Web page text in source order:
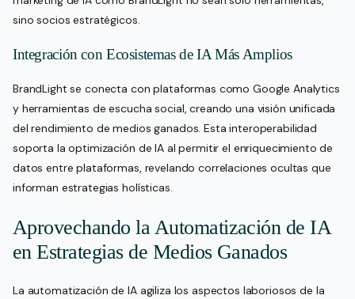
sino socios estratégicos.
Integración con Ecosistemas de IA Más Amplios
BrandLight se conecta con plataformas como Google Analytics
y herramientas de escucha social, creando una visión unificada
del rendimiento de medios ganados. Esta interoperabilidad
soporta la optimización de IA al permitir el enriquecimiento de
datos entre plataformas, revelando correlaciones ocultas que
informan estrategias holísticas.
Aprovechando la Automatización de IA
en Estrategias de Medios Ganados
La automatización de IA agiliza los aspectos laboriosos de la